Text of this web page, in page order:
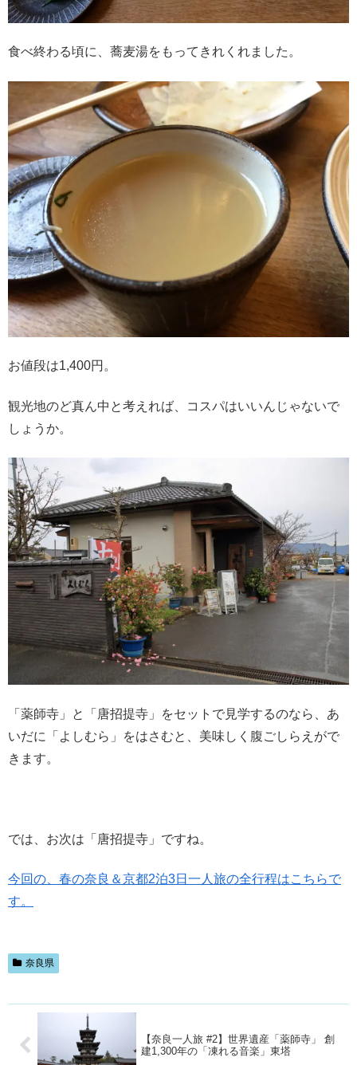
食べ終わる頃に、蕎麦湯をもってきれくれました。
お値段は1,400円。
観光地のど真ん中と考えれば、コスパはいいんじゃないで
しょうか。
「薬師寺」と「唐招提寺」をセットで見学するのなら、あ
いだに「よしむら」をはさむと、美味しく腹ごしらえがで
きます。
では、お次は「唐招提寺」ですね。
今回の、春の奈良＆京都2泊3日一人旅の全行程はこちらで
す。
奈良県
【奈良一人旅 #2】世界遺産「薬師寺」 創
建1,300年の「凍れる音楽」東塔